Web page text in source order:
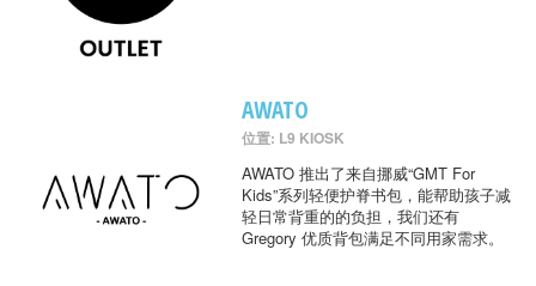
AWATO
位置: L9 KIOSK
AWATO 推出了来自挪威“GMT For
Kids”系列轻便护脊书包，能帮助孩子减
轻日常背重的的负担，我们还有
Gregory 优质背包满足不同用家需求。